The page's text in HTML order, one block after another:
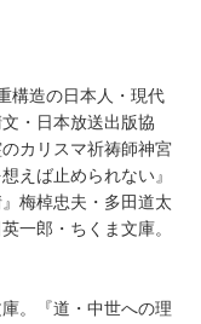
構造の日本人・現代
・日本放送出版協
カリスマ祈祷師神宮
えば止められない』
梅棹忠夫・多田道太
一郎・ちくま文庫。
。『道・中世への理